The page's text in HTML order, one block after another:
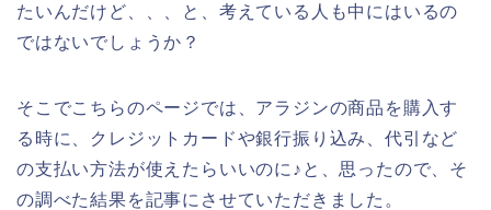
たいんだけど、、、と、考えている人も中にはいるの
ではないでしょうか？
そこでこちらのページでは、アラジンの商品を購入す
る時に、クレジットカードや銀行振り込み、代引など
の支払い方法が使えたらいいのに♪と、思ったので、そ
の調べた結果を記事にさせていただきました。